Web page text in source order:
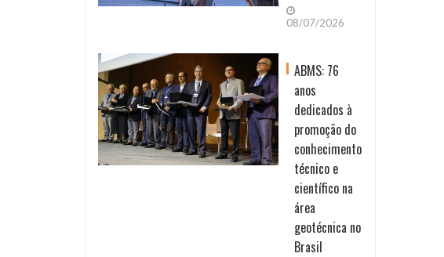
08/07/2026
ABMS: 76
anos
dedicados à
promoção do
conhecimento
técnico e
científico na
área
geotécnica no
Brasil